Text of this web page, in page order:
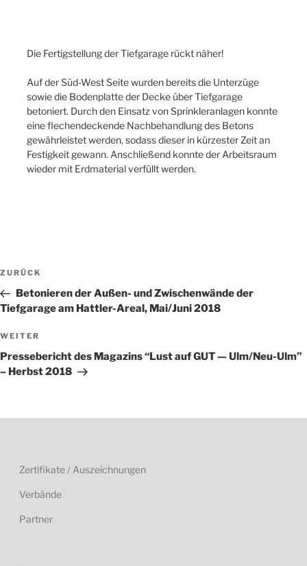
Die Fertigstellung der Tiefgarage rückt näher!
Auf der Süd-West Seite wurden bereits die Unterzüge
sowie die Bodenplatte der Decke über Tiefgarage
betoniert. Durch den Einsatz von Sprinkleranlagen konnte
eine flechendeckende Nachbehandlung des Betons
gewährleistet werden, sodass dieser in kürzester Zeit an
Festigkeit gewann. Anschließend konnte der Arbeitsraum
wieder mit Erdmaterial verfüllt werden.
Beitragsnavigation
Vorheriger
Beitrag
ZURÜCK
Betonieren der Außen- und Zwischenwände der
Tiefgarage am Hattler-Areal, Mai/Juni 2018
Nächster
Beitrag
WEITER
Pressebericht des Magazins “Lust auf GUT — Ulm/Neu-Ulm”
– Herbst 2018
Zertifikate / Auszeichnungen
Verbände
Partner